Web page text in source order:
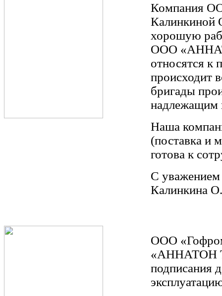
Компания
Калинкиной
хорошую
ООО
относятся к
происходит
бригады
надлежащим
Наша
(поставка и
готова к
С
Калинкина
ООО
«АННАТОН
подписания